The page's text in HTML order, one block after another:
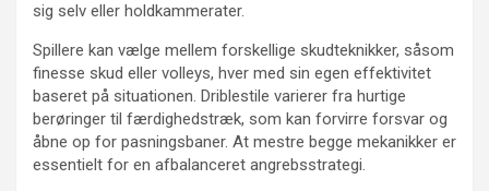
sig selv eller holdkammerater.
Spillere kan vælge mellem forskellige skudteknikker, såsom
finesse skud eller volleys, hver med sin egen effektivitet
baseret på situationen. Driblestile varierer fra hurtige
berøringer til færdighedstræk, som kan forvirre forsvar og
åbne op for pasningsbaner. At mestre begge mekanikker er
essentielt for en afbalanceret angrebsstrategi.